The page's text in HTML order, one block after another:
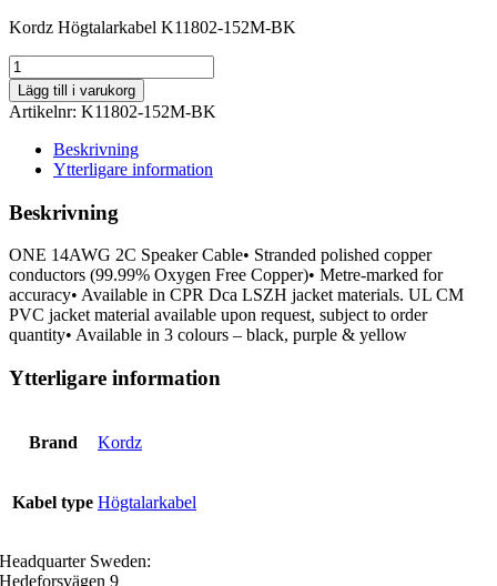
Kordz Högtalarkabel K11802-152M-BK
Kordz
Högtalarkabel
K11802-
152M-
mängd
Lägg till i varukorg
Artikelnr: K11802-152M-BK
Beskrivning
Ytterligare information
Beskrivning
ONE 14AWG 2C Speaker Cable• Stranded polished copper
conductors (99.99% Oxygen Free Copper)• Metre-marked for
accuracy• Available in CPR Dca LSZH jacket materials. UL CM
PVC jacket material available upon request, subject to order
quantity• Available in 3 colours – black, purple & yellow
Ytterligare information
Brand Kordz
Kabel type Högtalarkabel
Headquarter Sweden:
Hedeforsvägen 9